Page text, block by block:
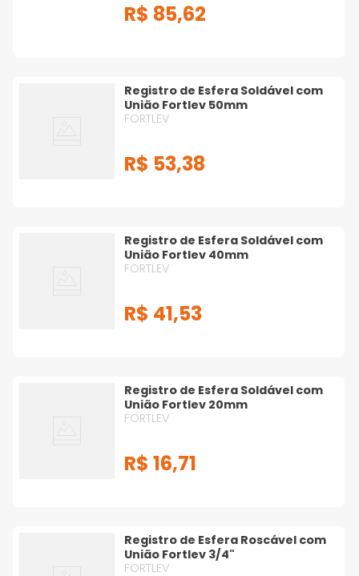
R$ 85,62
Registro de Esfera Soldável com
União Fortlev 50mm
FORTLEV
R$ 53,38
Registro de Esfera Soldável com
União Fortlev 40mm
FORTLEV
R$ 41,53
Registro de Esfera Soldável com
União Fortlev 20mm
FORTLEV
R$ 16,71
Registro de Esfera Roscável com
União Fortlev 3/4"
FORTLEV